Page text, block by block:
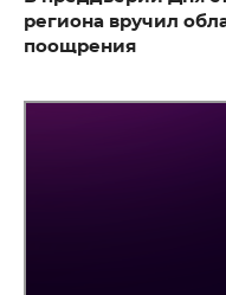
региона вручил
поощрения